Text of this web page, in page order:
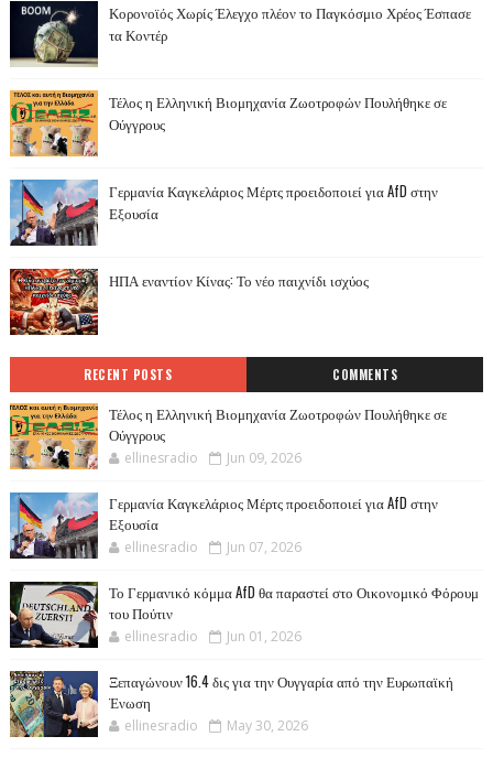
Κορονοϊός Χωρίς Έλεγχο πλέον το Παγκόσμιο Χρέος Έσπασε
τα Κοντέρ
Τέλος η Ελληνική Βιομηχανία Ζωοτροφών Πουλήθηκε σε
Ούγγρους
Γερμανία Καγκελάριος Μέρτς προειδοποιεί για AfD στην
Εξουσία
ΗΠΑ εναντίον Κίνας: Το νέο παιχνίδι ισχύος
RECENT POSTS COMMENTS
Τέλος η Ελληνική Βιομηχανία Ζωοτροφών Πουλήθηκε σε
Ούγγρους
ellinesradio Jun 09, 2026
Γερμανία Καγκελάριος Μέρτς προειδοποιεί για AfD στην
Εξουσία
ellinesradio Jun 07, 2026
Το Γερμανικό κόμμα AfD θα παραστεί στο Οικονομικό Φόρουμ
του Πούτιν
ellinesradio Jun 01, 2026
Ξεπαγώνουν 16.4 δις για την Ουγγαρία από την Ευρωπαϊκή
Ένωση
ellinesradio May 30, 2026